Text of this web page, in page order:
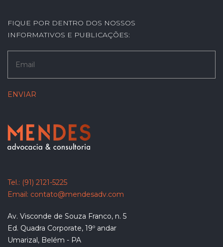
Tel.: (91) 2121-5225
Email: contato@mendesadv.com
Av. Visconde de Souza Franco, n. 5
Ed. Quadra Corporate, 19º andar
Umarizal, Belém - PA
FIQUE POR DENTRO DOS NOSSOS
INFORMATIVOS E PUBLICAÇÕES: